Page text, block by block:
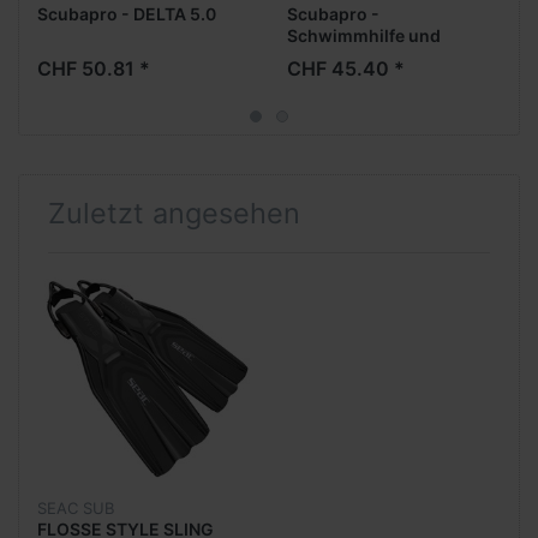
Scubapro - DELTA 5.0
CHF 50.81 *
Scubapro -
Schwimmhilfe und
Sicherheitsboje
CHF 45.40 *
Zuletzt angesehen
SEAC SUB
FLOSSE STYLE SLING